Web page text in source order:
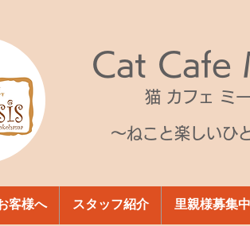
Cat Cafe
猫 カフェ ミ
～ねこと楽しいひ
客様へ スタッフ紹介 里親様募集中